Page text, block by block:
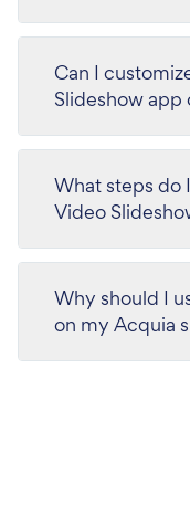
Can I
Slideshow app
What steps do
Video
Why should I
on my Acquia